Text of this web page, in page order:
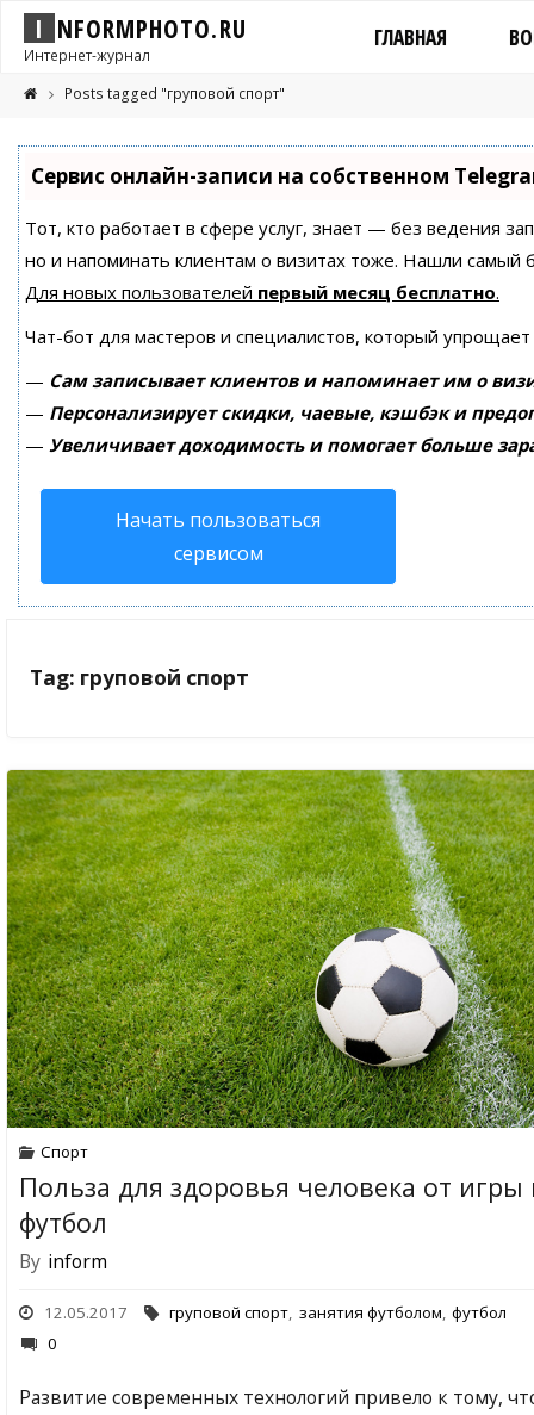
I NFORMPHOTO.RU
Интернет-журнал
ГЛАВНАЯ
Posts tagged "груповой спорт"
Сервис онлайн-записи на собственном
Тот, кто работает в сфере услуг, знает — без ведения
но и напоминать клиентам о визитах тоже. Нашли
Для новых пользователей первый месяц бесплатно.
Чат-бот для мастеров и специалистов, который
— Сам записывает клиентов и напоминает им о
— Персонализирует скидки, чаевые, кэшбэк и
— Увеличивает доходимость и помогает больше
Начать пользоваться
сервисом
Tag: груповой спорт
Спорт
Польза для здоровья человека от игры
футбол
By inform
12.05.2017 груповой спорт, занятия футболом, футбол
0
Развитие современных технологий привело к тому,